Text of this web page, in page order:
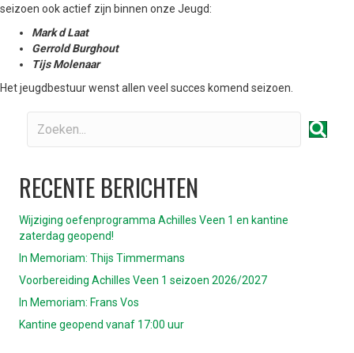
seizoen ook actief zijn binnen onze Jeugd:
Mark d Laat
Gerrold Burghout
Tijs Molenaar
Het jeugdbestuur wenst allen veel succes komend seizoen.
RECENTE BERICHTEN
Wijziging oefenprogramma Achilles Veen 1 en kantine
zaterdag geopend!
In Memoriam: Thijs Timmermans
Voorbereiding Achilles Veen 1 seizoen 2026/2027
In Memoriam: Frans Vos
Kantine geopend vanaf 17:00 uur